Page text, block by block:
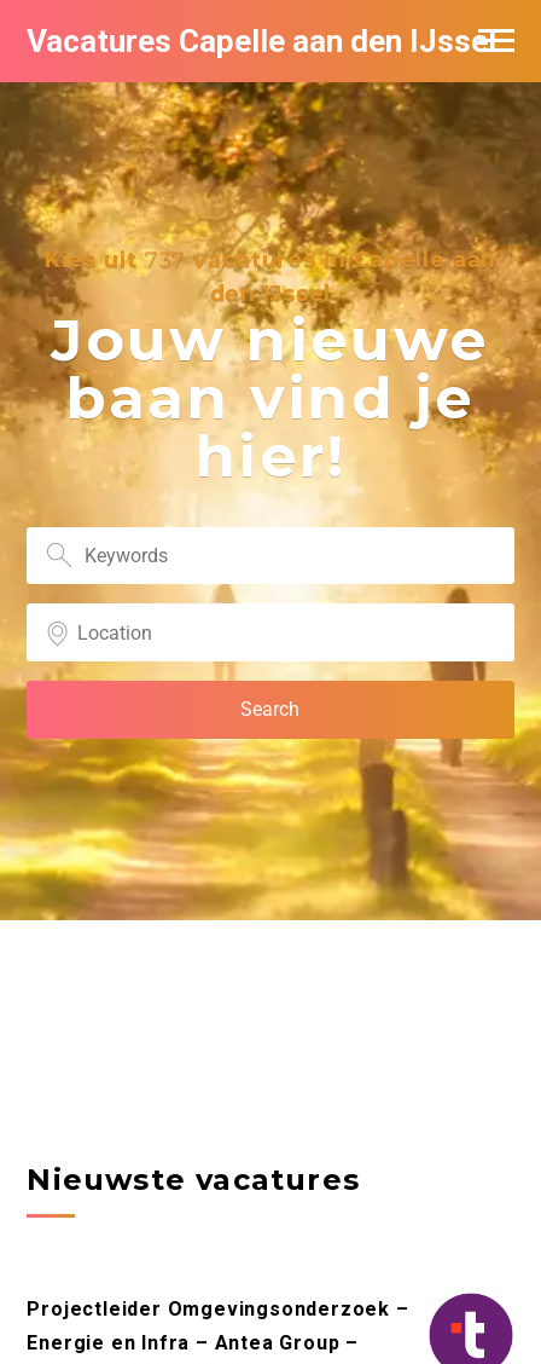
Vacatures Capelle aan den IJssel
Kies uit737vacatures in Capelle aan
den IJssel
Jouw nieuwe
baan vind je
hier!
Nieuwste vacatures
Projectleider Omgevingsonderzoek –
Energie en Infra – Antea Group –